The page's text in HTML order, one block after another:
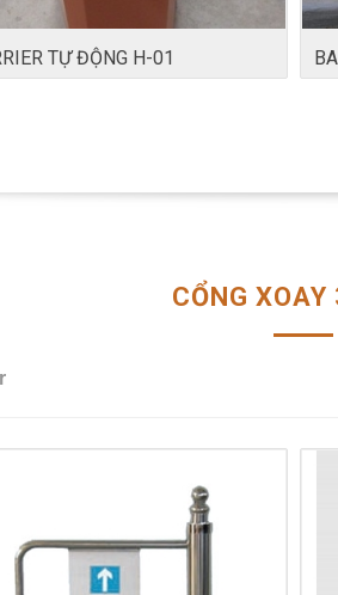
TỰ ĐỘNG H-01
CỔNG XOAY